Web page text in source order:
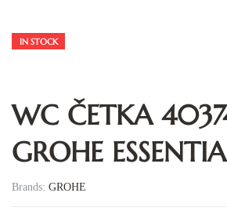
IN STOCK
WC ČETKA
GROHE
Brands: GROHE